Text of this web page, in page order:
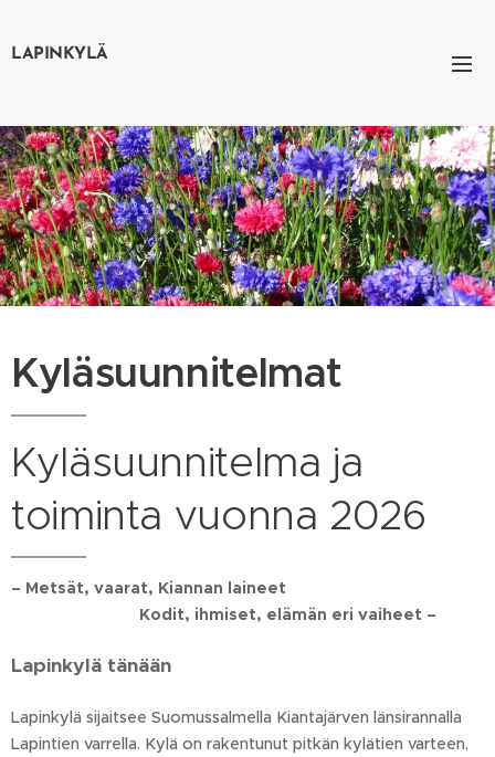
LAPINKYLÄ
Kyläsuunnitelmat
Kyläsuunnitelma ja
toiminta vuonna 2026
– Metsät, vaarat, Kiannan laineet
Kodit, ihmiset, elämän eri vaiheet –
Lapinkylä tänään
Lapinkylä sijaitsee Suomussalmella Kiantajärven länsirannalla
Lapintien varrella. Kylä on rakentunut pitkän kylätien varteen,